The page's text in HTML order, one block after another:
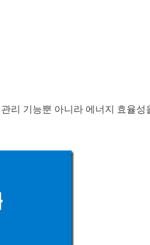
리 기능뿐 아니라 에너지 효율